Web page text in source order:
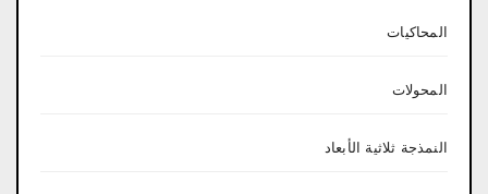
المحاكيات
المحولات
النمذجة ثلاثية الأبعاد